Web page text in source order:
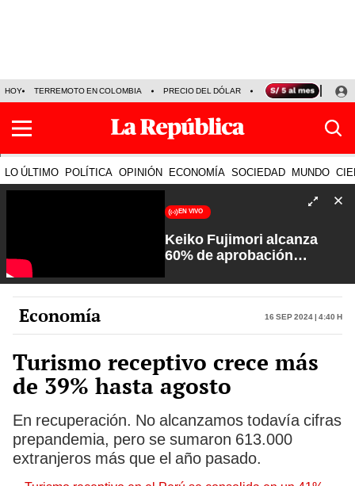
HOY TERREMOTO EN COLOMBIA PRECIO DEL DÓLAR KEIKO FUJIMORI
LO ÚLTIMO POLÍTICA OPINIÓN ECONOMÍA SOCIEDAD MUNDO
EN VIVO
Keiko Fujimori alcanza
60% de aprobación
Rosa María Palacios
Economía 16 Sep 2024 | 4:40 h
Turismo receptivo crece más
de 39% hasta agosto
En recuperación. No alcanzamos todavía cifras
prepandemia, pero se sumaron 613.000
extranjeros más que el año pasado.